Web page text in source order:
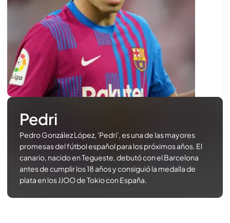
Pedri
Pedro González López, 'Pedri', es una de las mayores
promesas del fútbol español para los próximos años. El
canario, nacido en Tegueste, debutó con el Barcelona
antes de cumplir los 18 años y consiguió la medalla de
plata en los JJOO de Tokio con España.